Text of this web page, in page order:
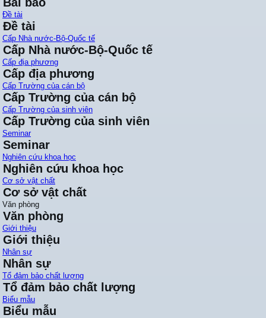
Đề tài
Đề tài
Cấp Nhà nước-Bộ-Quốc tế
Cấp Nhà nước-Bộ-Quốc tế
Cấp địa phương
Cấp địa phương
Cấp Trường của cán bộ
Cấp Trường của cán bộ
Cấp Trường của sinh viên
Cấp Trường của sinh viên
Seminar
Seminar
Nghiên cứu khoa học
Nghiên cứu khoa học
Cơ sở vật chất
Cơ sở vật chất
Văn phòng
Văn phòng
Giới thiệu
Giới thiệu
Nhân sự
Nhân sự
Tổ đảm bảo chất lượng
Tổ đảm bảo chất lượng
Biểu mẫu
Biểu mẫu